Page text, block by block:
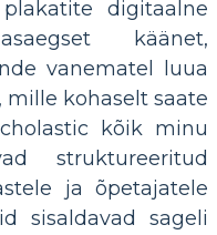
digitaalne
käänet,
vanematel luua
mille kohaselt saate
kõik minu
struktureeritud
ja õpetajatele
sisaldavad sageli